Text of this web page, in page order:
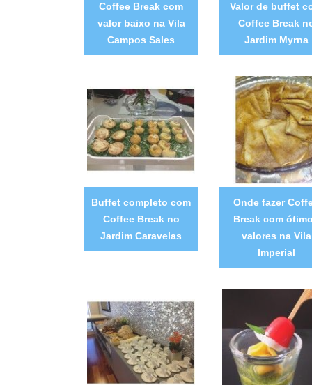
Coffee Break com
valor baixo na Vila
Campos Sales
Valor de buffet
Coffee Break
Jardim Myrna
Buffet completo com
Coffee Break no
Jardim Caravelas
Onde fazer
Break com
valores na Vila
Imperial